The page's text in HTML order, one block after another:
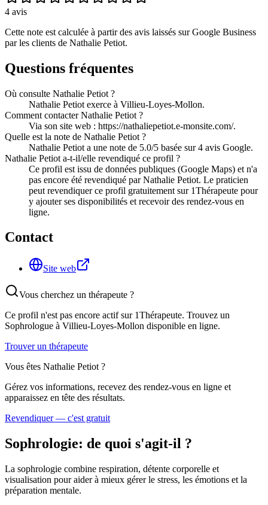
4 avis
Cette note est calculée à partir des avis laissés sur Google Business
par les clients de Nathalie Petiot.
Questions fréquentes
Où consulte Nathalie Petiot ?
Nathalie Petiot exerce à Villieu-Loyes-Mollon.
Comment contacter Nathalie Petiot ?
Via son site web : https://nathaliepetiot.e-monsite.com/.
Quelle est la note de Nathalie Petiot ?
Nathalie Petiot a une note de 5.0/5 basée sur 4 avis Google.
Nathalie Petiot a-t-il/elle revendiqué ce profil ?
Ce profil est issu de données publiques (Google Maps) et n'a
pas encore été revendiqué par Nathalie Petiot. Le praticien
peut revendiquer ce profil gratuitement sur 1Thérapeute pour
y ajouter ses disponibilités et recevoir des rendez-vous en
ligne.
Contact
Site web
Vous cherchez un thérapeute ?
Ce profil n'est pas encore actif sur 1Thérapeute. Trouvez un
Sophrologue à Villieu-Loyes-Mollon disponible en ligne.
Trouver un thérapeute
Vous êtes Nathalie Petiot ?
Gérez vos informations, recevez des rendez-vous en ligne et
apparaissez en tête des résultats.
Revendiquer — c'est gratuit
Sophrologie: de quoi s'agit-il ?
La sophrologie combine respiration, détente corporelle et
visualisation pour aider à mieux gérer le stress, les émotions et la
préparation mentale.